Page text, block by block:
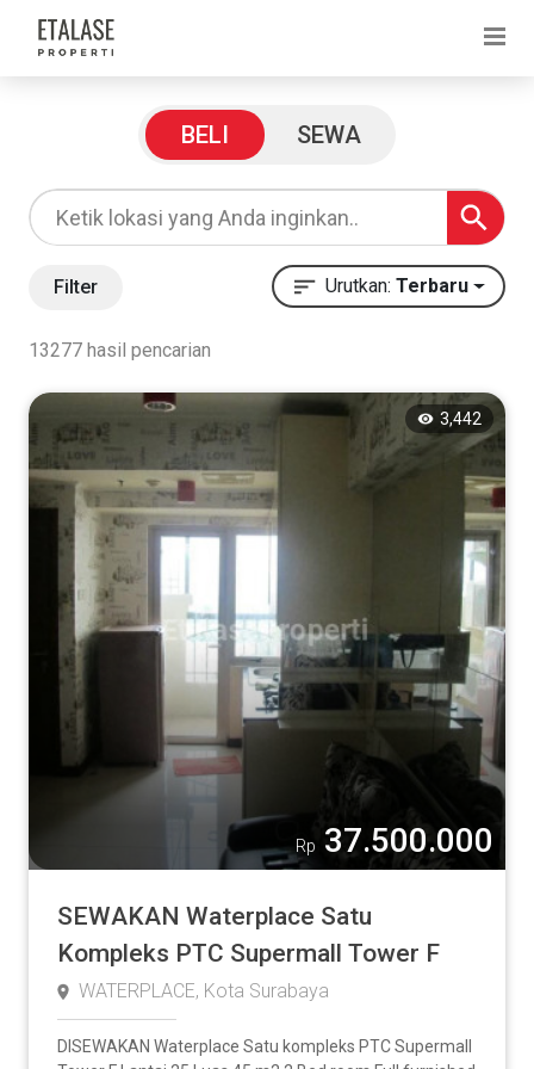
BELI SEWA
Filter Pencarian
Harga
Kategori
Apartment
Ruko
Tanah
Pabrik / Gudang
Komersial
Lainnya
Filter Urutkan: Terbaru
13277 hasil pencarian
3,442
Rp 37.500.000
SEWAKAN Waterplace Satu
Kompleks PTC Supermall Tower F
WATERPLACE, Kota Surabaya
DISEWAKAN Waterplace Satu kompleks PTC Supermall